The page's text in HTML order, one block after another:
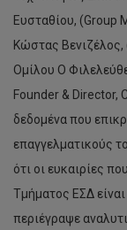
Ευσταθίου, (Group
Κώστας
Ομίλου Ο
Founder & Director,
δεδομένα που
επαγγελματικούς
ότι οι ευκαιρίες
Τμήματος ΕΣΔ
περιέγραψε